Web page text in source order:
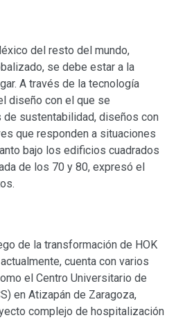
del resto del mundo,
se debe estar a la
A través de la tecnología
diseño con el que se
de sustentabilidad, diseños con
que responden a situaciones
bajo los edificios cuadrados
de los 70 y 80, expresó el
de la transformación de HOK
cuenta con varios
el Centro Universitario de
en Atizapán de Zaragoza,
complejo de hospitalización